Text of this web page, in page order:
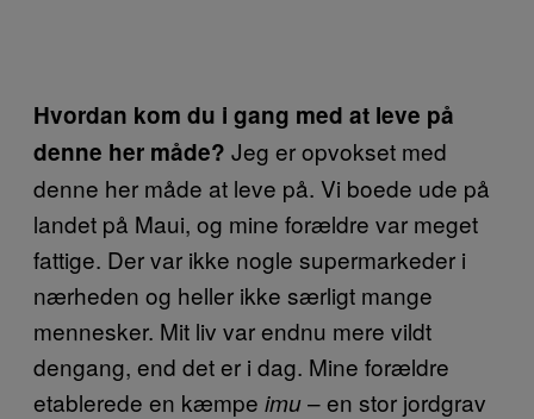
Hvordan kom du i gang med at leve på
denne her måde? Jeg er opvokset med
denne her måde at leve på. Vi boede ude på
landet på Maui, og mine forældre var meget
fattige. Der var ikke nogle supermarkeder i
nærheden og heller ikke særligt mange
mennesker. Mit liv var endnu mere vildt
dengang, end det er i dag. Mine forældre
etablerede en kæmpe imu– en stor jordgrav